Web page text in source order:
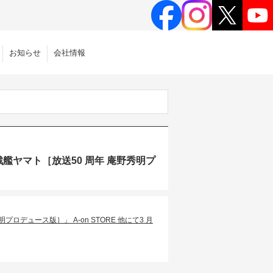
お知らせ 会社情報
ヤマト［放送50 周年 庵野秀明プ
ロデュース版］」 A-on STORE 他にて3 ⽉